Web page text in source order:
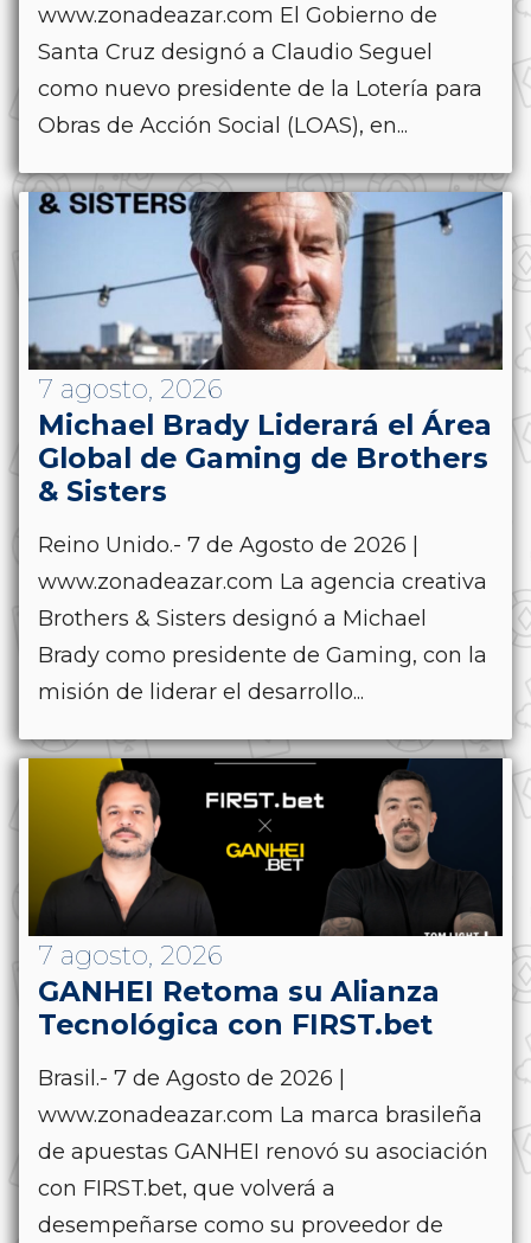
www.zonadeazar.com El Gobierno de
Santa Cruz designó a Claudio Seguel
como nuevo presidente de la Lotería para
Obras de Acción Social (LOAS), en...
7 agosto, 2026
Michael Brady Liderará el Área
Global de Gaming de Brothers
& Sisters
Reino Unido.- 7 de Agosto de 2026 |
www.zonadeazar.com La agencia creativa
Brothers & Sisters designó a Michael
Brady como presidente de Gaming, con la
misión de liderar el desarrollo...
7 agosto, 2026
GANHEI Retoma su Alianza
Tecnológica con FIRST.bet
Brasil.- 7 de Agosto de 2026 |
www.zonadeazar.com La marca brasileña
de apuestas GANHEI renovó su asociación
con FIRST.bet, que volverá a
desempeñarse como su proveedor de